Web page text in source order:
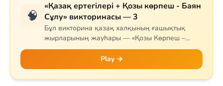
🧠
«Қазақ ертегілері + Қозы көрпеш - Баян
Сұлу» викторинасы — 3
Бұл викторина қазақ халқының ғашықтық
жырларының жауһары — «Қозы Көрпеш –
Баян Сұлу» дастанына арналған. Сұрақтар
жырдың тарихын, негізгі кейіпкерлерін (Қозы,
Баян, Қодар, Қарабай, Сарыбай), оқиғаның
дамуын және тарихи мұрасын қамтиды.
Play →